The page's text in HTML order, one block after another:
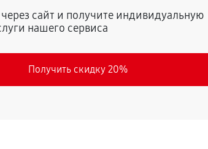
через сайт и получите индивидуальную
нашего сервиса
Получить скидку 20%